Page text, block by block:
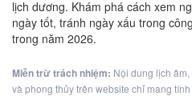
lịch dương. Khám phá cách xem
ngày tốt, tránh ngày xấu trong
trong năm 2026.
Miễn trừ trách nhiệm: Nội dung lịch
và phong thủy trên website chỉ mang tính